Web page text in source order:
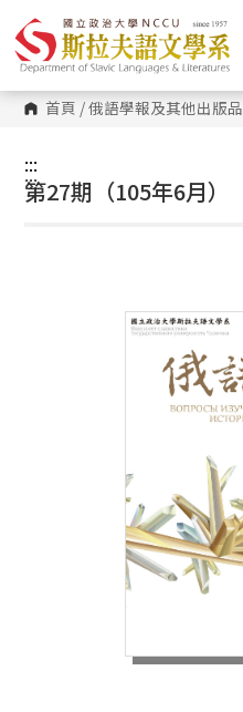
到
主
要
內
容
區 首頁 /俄語學報及其他出版品
:::
:::
第27期（105年6月）